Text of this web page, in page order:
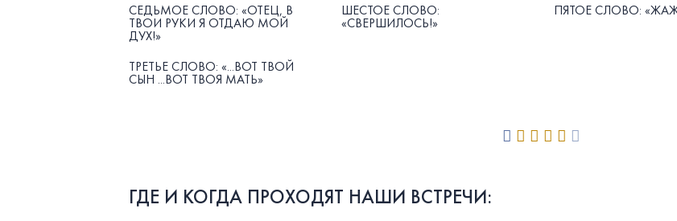
СЕДЬМОЕ СЛОВО: «ОТЕЦ, В
ТВОИ РУКИ Я ОТДАЮ МОЙ
ДУХ!»
ШЕСТОЕ СЛОВО:
«СВЕРШИЛОСЬ!»
ПЯТОЕ СЛОВО:
ТРЕТЬЕ СЛОВО: «...ВОТ ТВОЙ
СЫН ...ВОТ ТВОЯ МАТЬ»
ГДЕ И КОГДА ПРОХОДЯТ НАШИ ВСТРЕЧИ: